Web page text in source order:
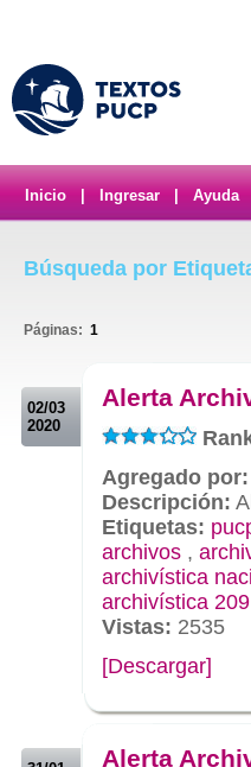
Inicio Ingresar Ayuda
Búsqueda por
Páginas: 1
02/03
2020
Alerta
Agregado por:
Descripción:
Etiquetas:
archivos ,
archivística
archivística 209
Vistas: 2535
[Descargar]
Alerta